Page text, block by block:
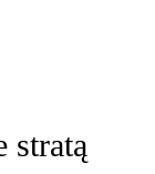
stratą